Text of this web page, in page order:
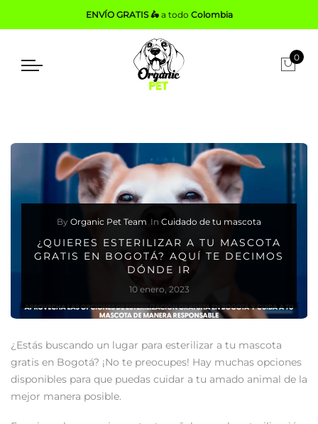
ENVÍO GRATIS 🛵a todo Colombia
0
By Organic Pet Team In Cuidado de tu mascota
¿QUIERES ESTERILIZAR A TU MASCOTA
GRATIS EN BOGOTÁ? AQUÍ TE DECIMOS
DÓNDE IR
10 enero, 2023
¿Estás buscando un lugar para esterilizar a tu mascota
gratis en Bogotá? ¡No te preocupes! Hay muchas opciones
disponibles para que puedas cuidar a tu amado animal de la
mejor manera posible.